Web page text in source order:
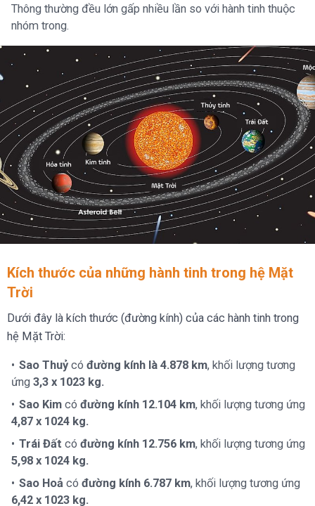
Thông thường đều lớn gấp nhiều lần so với hành tinh thuộc
nhóm trong.
Kích thước của những hành tinh trong hệ Mặt
Trời
Dưới đây là kích thước (đường kính) của các hành tinh trong
hệ Mặt Trời:
Sao Thuỷ có đường kính là 4.878 km, khối lượng tương
ứng 3,3 x 1023 kg.
Sao Kim có đường kính 12.104 km, khối lượng tương ứng
4,87 x 1024 kg.
Trái Đất có đường kính 12.756 km, khối lượng tương ứng
5,98 x 1024 kg.
Sao Hoả có đường kính 6.787 km, khối lượng tương ứng
6,42 x 1023 kg.